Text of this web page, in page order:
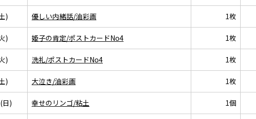
) 優しい内緒話/油彩画 1枚
) 姫子の肯定/ポストカードNo4 1枚
) 洗礼/ポストカードNo4 1枚
) 大泣き/油彩画 1枚
日) 幸せのリンゴ/粘土 1個